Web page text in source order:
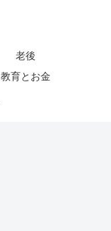
老後
教育とお金